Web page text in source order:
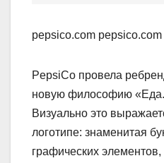
pepsico.com pepsico.com
PepsiCo провела
новую философию
Визуально это
логотипе: знаменитая
графических